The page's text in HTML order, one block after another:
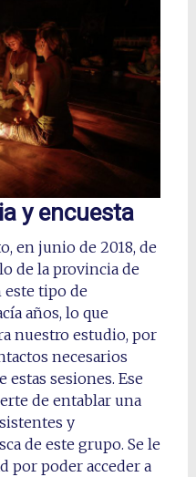
y encuesta
en junio de 2018, de
de la provincia de
tipo de
años, lo que
nuestro estudio, por
necesarios
estas sesiones. Ese
de entablar una
y
de este grupo. Se le
por poder acceder a